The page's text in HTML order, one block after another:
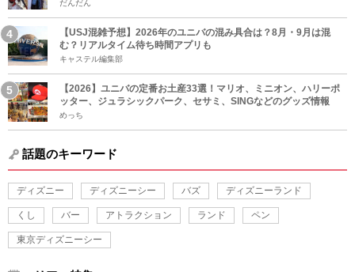
だんだん
【USJ混雑予想】2026年のユニバの混み具合は？8月・9月は混
む？リアルタイム待ち時間アプリも
キャステル編集部
【2026】ユニバの定番お土産33選！マリオ、ミニオン、ハリーポ
ッター、ジュラシックパーク、セサミ、SINGなどのグッズ情報
めっち
話題のキーワード
ディズニー ディズニーシー バズ ディズニーランド
くし バー アトラクション ランド ペン
東京ディズニーシー